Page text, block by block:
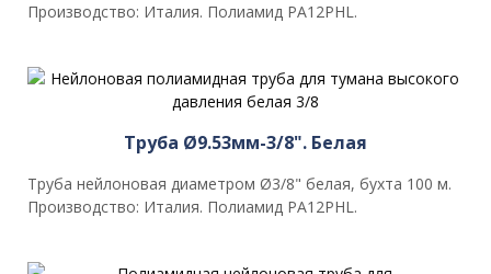
Производство: Италия. Полиамид PA12PHL.
Труба Ø9.53мм-3/8". Белая
Труба нейлоновая диаметром Ø3/8" белая, бухта 100 м.
Производство: Италия. Полиамид PA12PHL.